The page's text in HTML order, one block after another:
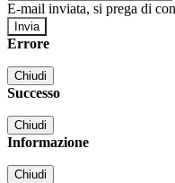
E-mail inviata, si prega di
Errore
Chiudi
Successo
Chiudi
Informazione
Chiudi